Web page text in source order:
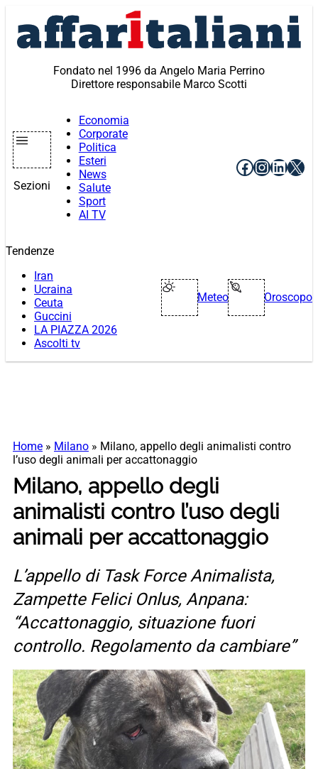
contenuto
Fondato nel 1996 da Angelo Maria Perrino
Direttore responsabile Marco Scotti
Sezioni
Economia
Corporate
Politica
Esteri
News
Salute
Sport
AI TV
Facebook
X
Tendenze
Iran
Ucraina
Ceuta
Guccini
LA PIAZZA 2026
Ascolti tv
Meteo Oroscopo
Home » Milano » Milano, appello degli animalisti contro
l’uso degli animali per accattonaggio
Milano, appello degli
animalisti contro l’uso degli
animali per accattonaggio
L’appello di Task Force Animalista,
Zampette Felici Onlus, Anpana:
“Accattonaggio, situazione fuori
controllo. Regolamento da cambiare”